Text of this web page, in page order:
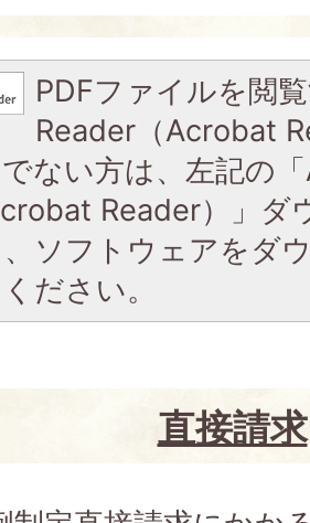
PDFファイルを閲
Reader（Acrobat
ない方は、左記の
Reader）」ダ
ソフトウェアをダ
ださい。
直接請求